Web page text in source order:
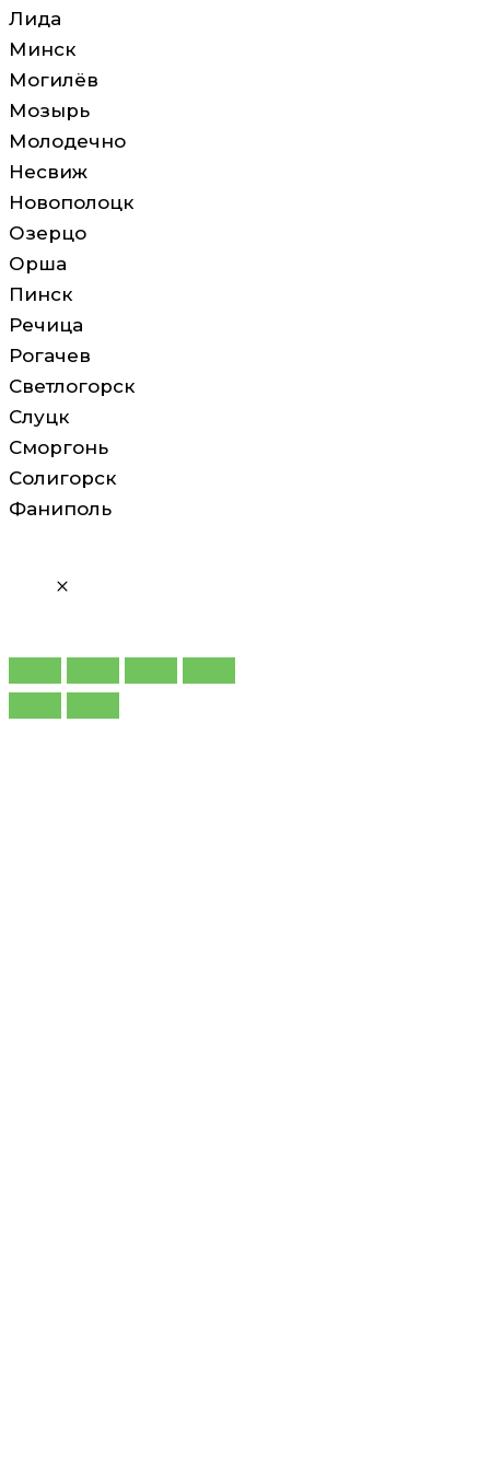
Лида
Минск
Могилёв
Мозырь
Молодечно
Несвиж
Новополоцк
Озерцо
Орша
Пинск
Речица
Рогачев
Светлогорск
Слуцк
Сморгонь
Солигорск
Фаниполь